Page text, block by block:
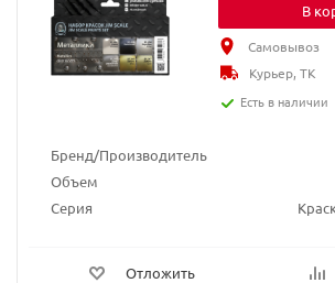
Бренд/Производитель
Объем
Серия
Отложить
В
Самовывоз
Курьер, ТК
Есть в наличии